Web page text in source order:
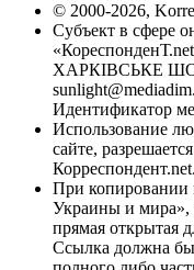
© 2000-2026,
Субъект в сфере
ХАРКІВСЬКЕ
Идентификатор
Использование
сайте,
Корреспондент.net.
При копировании
Украины и мира»,
прямая открытая
Ссылка должна